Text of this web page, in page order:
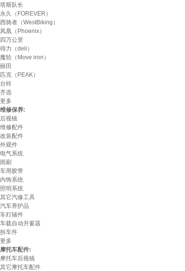
塔斯队长
永久（FOREVER）
西骑者（WestBiking）
凤凰（Phoenix）
四万公里
得力（deli）
魔轮（Move iron）
丽田
匹克（PEAK）
台铃
齐选
更多
维修保养:
后视镜
维修配件
改装配件
外观件
电气系统
雨刷
车用胶带
内饰系统
照明系统
其它汽修工具
汽车养护品
车灯辅件
车载自动升窗器
拆车件
更多
摩托车配件:
摩托车后视镜
其它摩托车配件